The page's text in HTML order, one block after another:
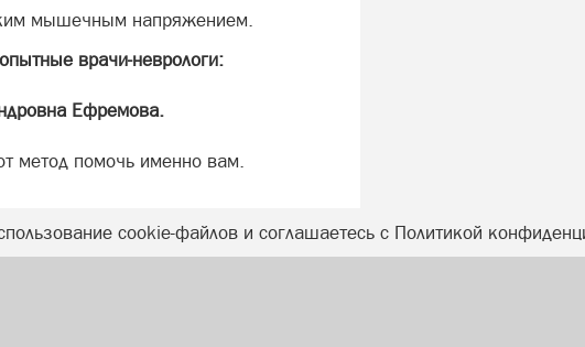
мышечным напряжением.
врачи-неврологи:
Ефремова.
метод помочь именно вам.
73
cookie-файлов и соглашаетесь с Политикой